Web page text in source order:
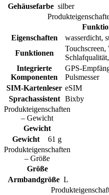
Gehäusefarbe silber
Eigenschaften
wasserdicht,
Funktionen
Touchscreen,
Integrierte
Komponenten
GPS-
Pulsmesser
SIM-Kartenleser eSIM
Sprachassistent
Bixby
Produkteigenschaften
– Gewicht
Gewicht
Gewicht
61 g
Produkteigenschaften
– Größe
Größe
Armbandgröße L